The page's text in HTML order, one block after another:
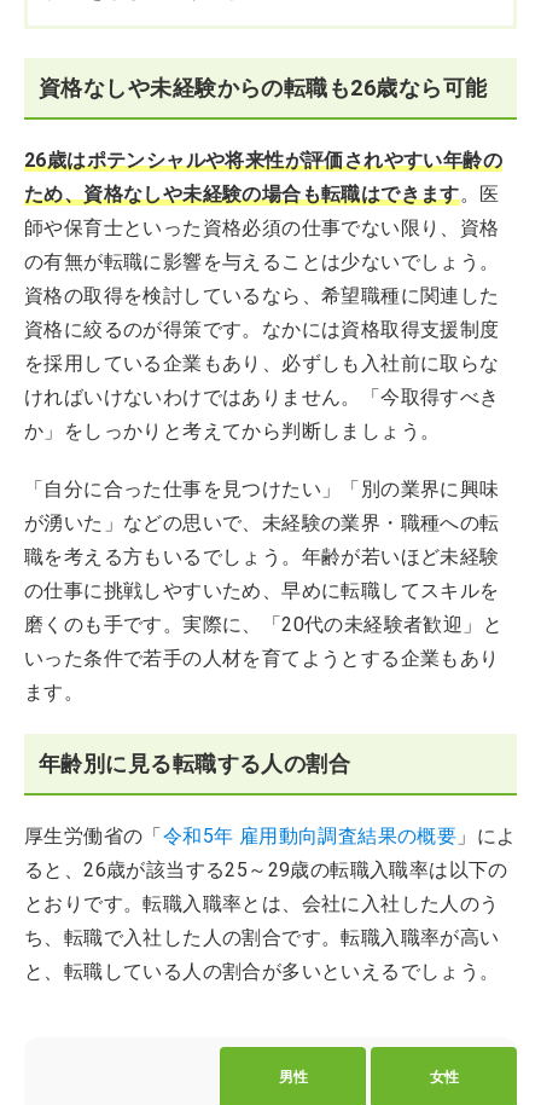
資格なしや未経験からの転職も26歳なら可能
26歳はポテンシャルや将来性が評価されやすい年齢の
ため、資格なしや未経験の場合も転職はできます。医
師や保育士といった資格必須の仕事でない限り、資格
の有無が転職に影響を与えることは少ないでしょう。
資格の取得を検討しているなら、希望職種に関連した
資格に絞るのが得策です。なかには資格取得支援制度
を採用している企業もあり、必ずしも入社前に取らな
ければいけないわけではありません。「今取得すべき
か」をしっかりと考えてから判断しましょう。
「自分に合った仕事を見つけたい」「別の業界に興味
が湧いた」などの思いで、未経験の業界・職種への転
職を考える方もいるでしょう。年齢が若いほど未経験
の仕事に挑戦しやすいため、早めに転職してスキルを
磨くのも手です。実際に、「20代の未経験者歓迎」と
いった条件で若手の人材を育てようとする企業もあり
ます。
年齢別に見る転職する人の割合
厚生労働省の「 令和5年 雇用動向調査結果の概要 」によ
ると、26歳が該当する25～29歳の転職入職率は以下の
とおりです。転職入職率とは、会社に入社した人のう
ち、転職で入社した人の割合です。転職入職率が高い
と、転職している人の割合が多いといえるでしょう。
男性 女性